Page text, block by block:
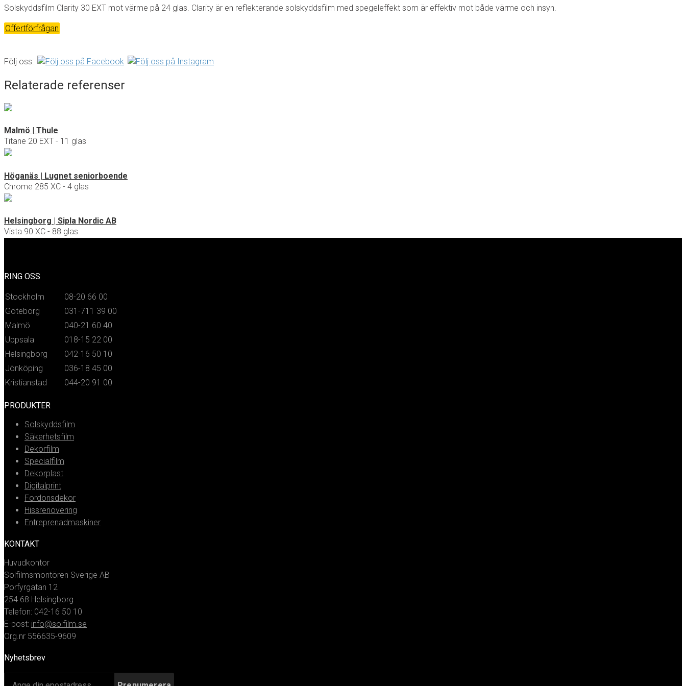
Solskyddsfilm Clarity 30 EXT mot värme på 24 glas. Clarity är en reflekterande solskyddsfilm med spegeleffekt som är effektiv mot både värme och insyn.
Offertförfrågan
Följ oss:
Relaterade referenser
Malmö | Thule
Titane 20 EXT - 11 glas
Höganäs | Lugnet seniorboende
Chrome 285 XC - 4 glas
Helsingborg | Sipla Nordic AB
Vista 90 XC - 88 glas
RING OSS
Stockholm
08-20 66 00
Göteborg
031-711 39 00
Malmö
040-21 60 40
Uppsala
018-15 22 00
Helsingborg
042-16 50 10
Jönköping
036-18 45 00
Kristianstad
044-20 91 00
PRODUKTER
Solskyddsfilm
Säkerhetsfilm
Dekorfilm
Specialfilm
Dekorplast
Digitalprint
Fordonsdekor
Hissrenovering
Entreprenadmaskiner
KONTAKT
Huvudkontor
Solfilmsmontören Sverige AB
Porfyrgatan 12
254 68 Helsingborg
Telefon: 042-16 50 10
E-post: info@solfilm.se
Org.nr 556635-9609
Nyhetsbrev